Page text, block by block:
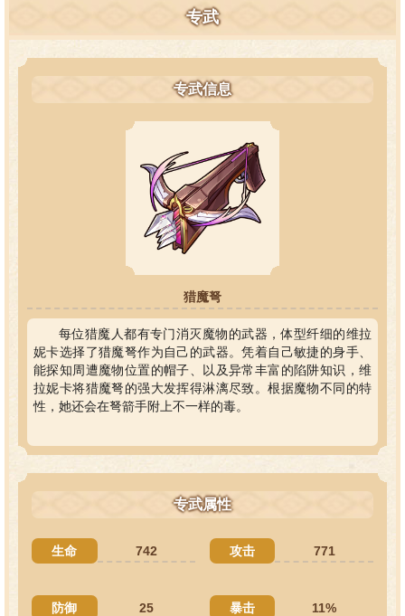
专武
专武信息
猎魔弩
每位猎魔人都有专门消灭魔物的武器，体型纤细的维拉
妮卡选择了猎魔弩作为自己的武器。凭着自己敏捷的身手、
能探知周遭魔物位置的帽子、以及异常丰富的陷阱知识，维
拉妮卡将猎魔弩的强大发挥得淋漓尽致。根据魔物不同的特
性，她还会在弩箭手附上不一样的毒。
专武属性
生命 742 攻击 771
防御 25 暴击 11%